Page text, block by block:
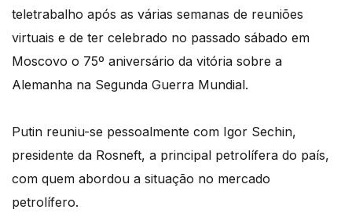
teletrabalho após as várias semanas de reuniões
virtuais e de ter celebrado no passado sábado em
Moscovo o 75º aniversário da vitória sobre a
Alemanha na Segunda Guerra Mundial.
Putin reuniu-se pessoalmente com Igor Sechin,
presidente da Rosneft, a principal petrolífera do país,
com quem abordou a situação no mercado
petrolífero.